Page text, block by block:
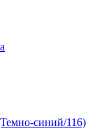
синий/116)